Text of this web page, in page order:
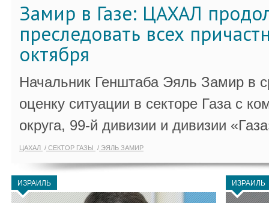
Замир в Газе: ЦАХАЛ
преследовать всех
октября
Начальник Генштаба Эяль Замир в
оценку ситуации в секторе Газа с
округа, 99-й дивизии и дивизии
ЦАХАЛ СЕКТОР ГАЗЫ ЭЯЛЬ ЗАМИР
ИЗРАИЛЬ ИЗРАИЛЬ